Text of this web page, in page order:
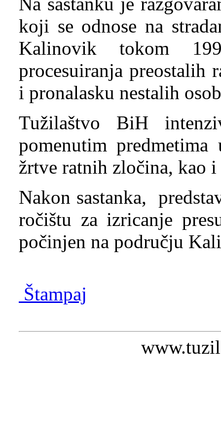
koji se odnose na
Kalinovik tokom
procesuiranja preostalih
i pronalasku nestalih
Tužilaštvo BiH
pomenutim
žrtve ratnih zločina, kao
Nakon sastanka,
ročištu za izricanje
počinjen na području
Štampaj